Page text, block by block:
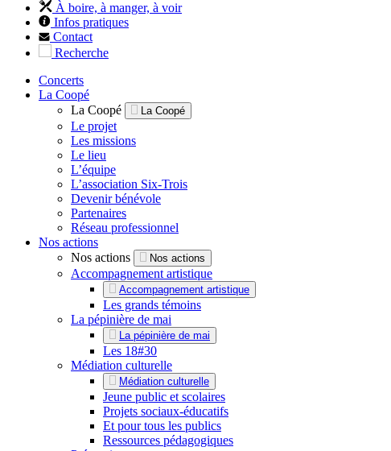
À boire, à manger, à voir
Infos pratiques
Contact
Recherche
Concerts
La Coopé
La Coopé
La Coopé
Le projet
Les missions
Le lieu
L’équipe
L’association Six-Trois
Devenir bénévole
Partenaires
Réseau professionnel
Nos actions
Nos actions
Nos actions
Accompagnement artistique
Accompagnement artistique
Les grands témoins
La pépinière de mai
La pépinière de mai
Les 18#30
Médiation culturelle
Médiation culturelle
Jeune public et scolaires
Projets sociaux-éducatifs
Et pour tous les publics
Ressources pédagogiques